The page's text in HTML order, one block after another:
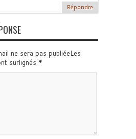
Répondre
ne sera pas publiéeLes
surlignés *